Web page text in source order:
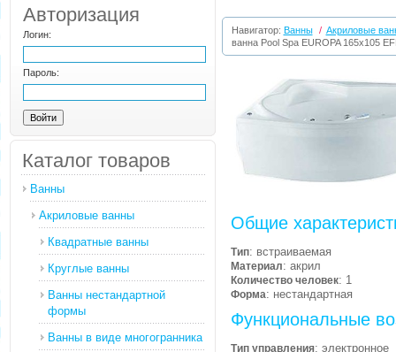
Авторизация
Логин:
Пароль:
Каталог товаров
Ванны
Акриловые ванны
Квадратные ванны
Круглые ванны
Ванны нестандартной
формы
Ванны в виде многогранника
Навигатор: Ванны / Акриловые
ванна Pool Spa EUROPA 165x105
Общие
Тип: встраиваемая
Материал: акрил
Количество человек: 1
Форма: нестандартная
Функциональные
Тип управления: электронное